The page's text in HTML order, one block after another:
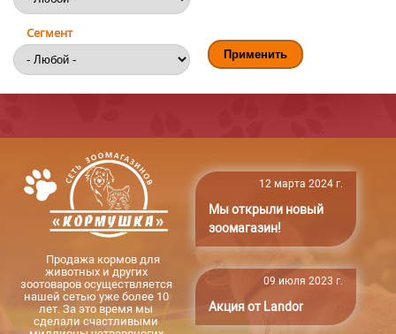
Сегмент
Продажа кормов для
животных и других
зоотоваров осуществляется
нашей сетью уже более 10
лет. За это время мы
сделали счастливыми
12 марта 2024 г.
Мы открыли новый
зоомагазин!
09 июля 2023 г.
Акция от Landor